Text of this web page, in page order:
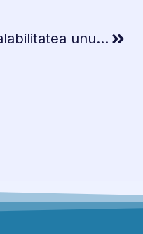
Valabilitatea unui Extras de Carte Funciară